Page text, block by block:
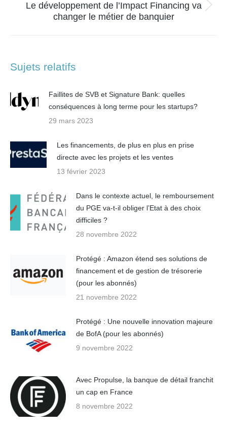
Article
suivant
Le développement de l’Impact Financing va
changer le métier de banquier
Sujets relatifs
Faillites de SVB et Signature Bank: quelles
conséquences à long terme pour les startups?
29 mars 2023
Les financements, de plus en plus en prise
directe avec les projets et les ventes
13 février 2023
Dans le contexte actuel, le remboursement
du PGE va-t-il obliger l’Etat à des choix
difficiles ?
28 novembre 2022
Protégé : Amazon étend ses solutions de
financement et de gestion de trésorerie
(pour les abonnés)
21 novembre 2022
Protégé : Une nouvelle innovation majeure
de BofA (pour les abonnés)
9 novembre 2022
Avec Propulse, la banque de détail franchit
un cap en France
8 novembre 2022